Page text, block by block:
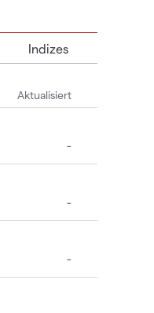
Indizes